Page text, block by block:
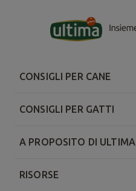
CONSIGLI PER CANE
CONSIGLI PER GATTI
A PROPOSITO DI ULTIMA
RISORSE